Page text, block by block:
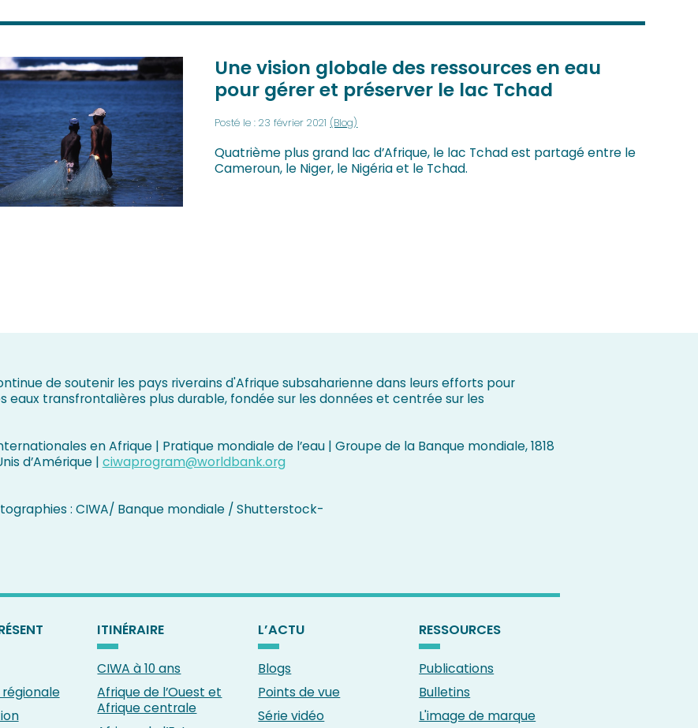
Une vision globale des ressources en eau
pour gérer et préserver le lac Tchad
Posté le : 23 février 2021 (Blog)
Quatrième plus grand lac d’Afrique, le lac Tchad est partagé entre le
Cameroun, le Niger, le Nigéria et le Tchad.
de soutenir les pays riverains d'Afrique subsaharienne dans leurs efforts pour
eaux transfrontalières plus durable, fondée sur les données et centrée sur les
en Afrique | Pratique mondiale de l’eau | Groupe de la Banque mondiale, 1818
d’Amérique | ciwaprogram@worldbank.org
: CIWA/ Banque mondiale / Shutterstock-
ITINÉRAIRE
CIWA à 10 ans
Afrique de l’Ouest et
Afrique centrale
L’ACTU
Blogs
Points de vue
Série vidéo
RESSOURCES
Publications
Bulletins
L'image de marque